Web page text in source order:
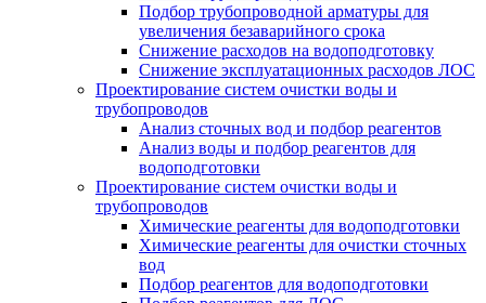
Подбор трубопроводной арматуры для
увеличения безаварийного срока
Снижение расходов на водоподготовку
Снижение эксплуатационных расходов ЛОС
Проектирование систем очистки воды и
трубопроводов
Анализ сточных вод и подбор реагентов
Анализ воды и подбор реагентов для
водоподготовки
Проектирование систем очистки воды и
трубопроводов
Химические реагенты для водоподготовки
Химические реагенты для очистки сточных
вод
Подбор реагентов для водоподготовки